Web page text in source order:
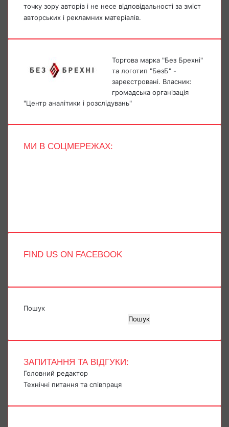
точку зору авторів і не несе відповідальності за зміст
авторських і рекламних матеріалів.
Торгова марка "Без Брехні"
та логотип "БезБ" -
зареєстровані. Власник:
громадська організація
"Центр аналітики і розслідувань"
МИ В СОЦМЕРЕЖАХ:
FIND US ON FACEBOOK
Пошук
Пошук
ЗАПИТАННЯ ТА ВІДГУКИ:
Головний редактор
Технічні питання та співпраця